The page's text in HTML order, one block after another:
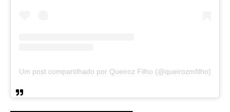
Um post compartilhado por Queiroz Filho (@queirozmfilho)